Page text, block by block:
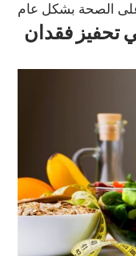
تحفيز فقدان